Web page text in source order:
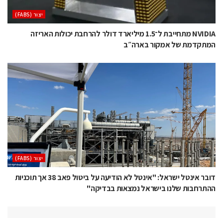
‫יצור (‪(FABS‬‬
NVIDIA מתחייבת ל־1.5 מיליארד דולר להרחבת יכולות האריזה
המתקדמת של אמקור בארה״ב
‫יצור (‪(FABS‬‬
דובר אינטל ישראל: "אינטל לא הודיעה על ביטול פאב 38 אך תוכניות
ההתרחבות שלנו בישראל נמצאות בבדיקה"